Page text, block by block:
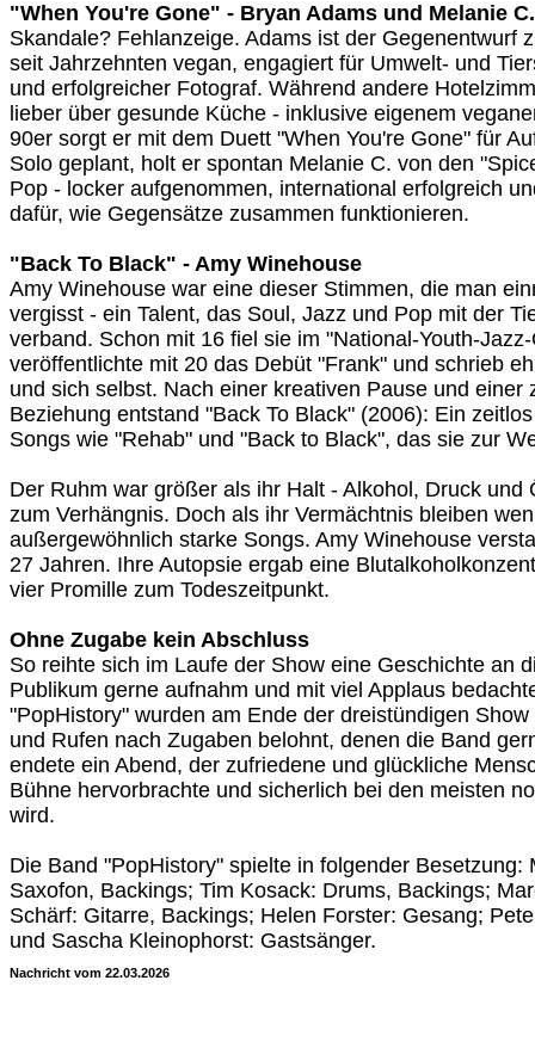
"When You're Gone" - Bryan Adams und Melanie C.
Skandale? Fehlanzeige. Adams ist der Gegenentwurf
seit Jahrzehnten vegan, engagiert für Umwelt- und
und erfolgreicher Fotograf. Während andere
lieber über gesunde Küche - inklusive eigenem
90er sorgt er mit dem Duett "When You're Gone" für
Solo geplant, holt er spontan Melanie C. von den
Pop - locker aufgenommen, international erfolgreich
dafür, wie Gegensätze zusammen funktionieren.
"Back To Black" - Amy Winehouse
Amy Winehouse war eine dieser Stimmen, die man
vergisst - ein Talent, das Soul, Jazz und Pop mit der
verband. Schon mit 16 fiel sie im "National-Youth-
veröffentlichte mit 20 das Debüt "Frank" und schrieb
und sich selbst. Nach einer kreativen Pause und einer
Beziehung entstand "Back To Black" (2006): Ein
Songs wie "Rehab" und "Back to Black", das sie zur
Der Ruhm war größer als ihr Halt - Alkohol, Druck und
zum Verhängnis. Doch als ihr Vermächtnis bleiben
außergewöhnlich starke Songs. Amy Winehouse
27 Jahren. Ihre Autopsie ergab eine
vier Promille zum Todeszeitpunkt.
Ohne Zugabe kein Abschluss
So reihte sich im Laufe der Show eine Geschichte an
Publikum gerne aufnahm und mit viel Applaus
"PopHistory" wurden am Ende der dreistündigen
und Rufen nach Zugaben belohnt, denen die Band
endete ein Abend, der zufriedene und glückliche
Bühne hervorbrachte und sicherlich bei den meisten
wird.
Die Band "PopHistory" spielte in folgender Besetzung:
Saxofon, Backings; Tim Kosack: Drums, Backings;
Schärf: Gitarre, Backings; Helen Forster: Gesang;
und Sascha Kleinophorst: Gastsänger.
Nachricht vom 22.03.2026